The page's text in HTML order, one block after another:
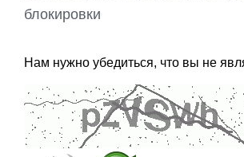
блокировки
Нам нужно убедиться, что вы не